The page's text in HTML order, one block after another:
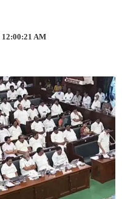
12:00:21 AM